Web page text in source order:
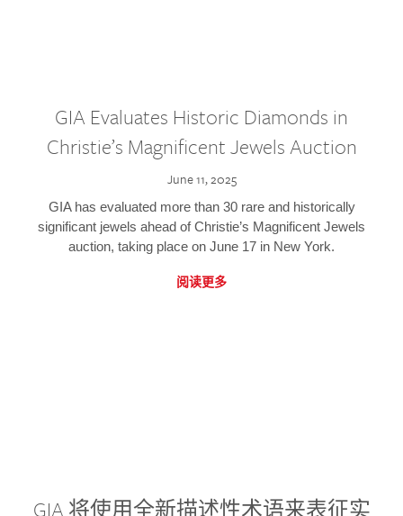
GIA Evaluates Historic Diamonds in
Christie’s Magnificent Jewels Auction
June 11, 2025
GIA has evaluated more than 30 rare and historically
significant jewels ahead of Christie’s Magnificent Jewels
auction, taking place on June 17 in New York.
阅读更多
GIA 将使用全新描述性术语来表征实